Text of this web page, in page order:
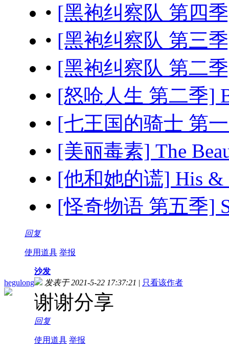
• [黑袍纠察队 第四
• [黑袍纠察队 第三
• [黑袍纠察队 第二
• [怒呛人生 第二季]
• [七王国的骑士 第
• [美丽毒素] The
• [他和她的谎] His &
• [怪奇物语 第五季]
回复
使用道具 举报
hegulong
沙发
发表于 2021-5-22 17:37:21 | 只看该作者
谢谢分享
回复
使用道具 举报